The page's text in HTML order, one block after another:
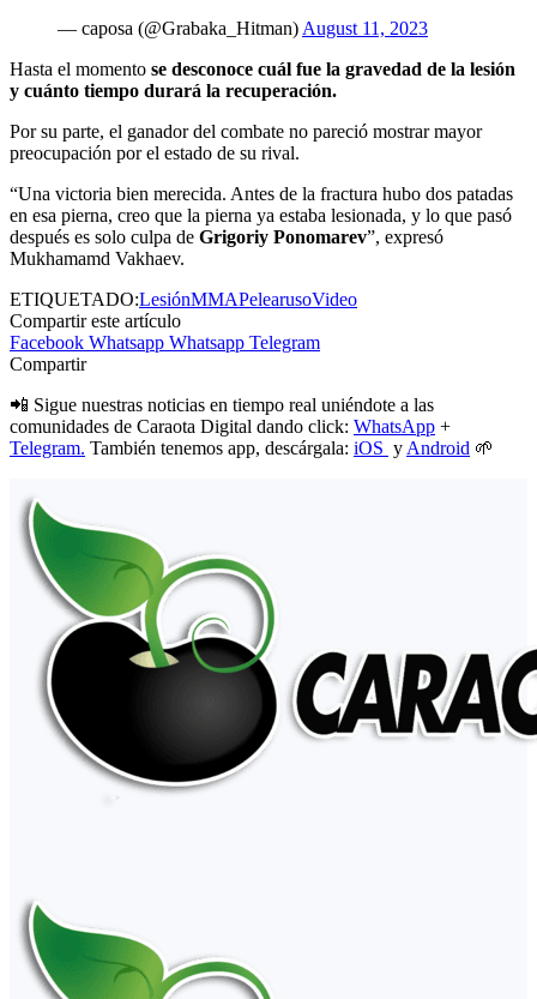
— caposa (@Grabaka_Hitman) August 11, 2023
Hasta el momento se desconoce cuál fue la gravedad de la lesión
y cuánto tiempo durará la recuperación.
Por su parte, el ganador del combate no pareció mostrar mayor
preocupación por el estado de su rival.
“Una victoria bien merecida. Antes de la fractura hubo dos patadas
en esa pierna, creo que la pierna ya estaba lesionada, y lo que pasó
después es solo culpa de Grigoriy Ponomarev”, expresó
Mukhamamd Vakhaev.
ETIQUETADO:LesiónMMAPelearusoVideo
Compartir este artículo
Facebook Whatsapp Whatsapp Telegram
Compartir
📲 Sigue nuestras noticias en tiempo real uniéndote a las
comunidades de Caraota Digital dando click: WhatsApp +
Telegram. También tenemos app, descárgala: iOS y Android 🌱